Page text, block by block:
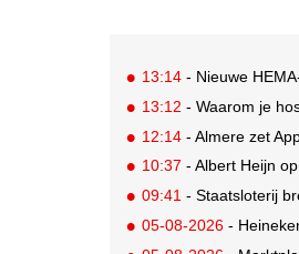
13:14 - Nieuwe
13:12 - Waarom je
12:14 - Almere zet
10:37 - Albert Heijn
09:41 - Staatsloterij
05-08-2026 -